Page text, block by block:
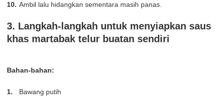
Ambil lalu hidangkan sementara masih panas.
3. Langkah-langkah untuk menyiapkan saus
khas martabak telur buatan sendiri
Bahan-bahan:
Bawang putih